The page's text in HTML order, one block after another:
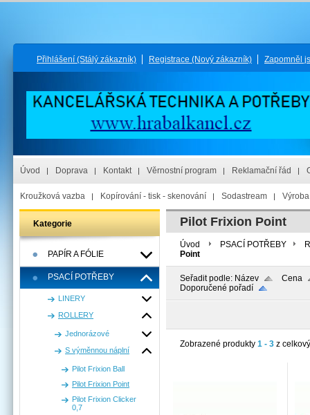
Přihlášení (Stálý zákazník) Registrace (Nový zákazník) Zapomněl
Úvod Doprava Kontakt Věrnostní program Reklamační řád
Kroužková vazba Kopírování - tisk - skenování Sodastream
Kategorie
PAPÍR A FÓLIE
PSACÍ POTŘEBY
LINERY
ROLLERY
Jednorázové
S výměnnou náplní
Pilot Frixion Ball
Pilot Frixion Point
Pilot Frixion Clicker
0,7
Pilot Frixion Point
Úvod PSACÍ POTŘEBY
Point
Seřadit podle: Název
Cena
Doporučené pořadí
Zobrazené produkty 1 - 3 z